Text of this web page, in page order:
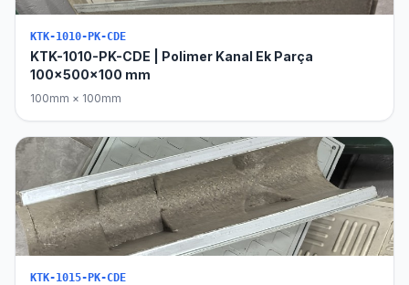
KTK-1010-PK-CDE
KTK-1010-PK-CDE | Polimer Kanal Ek Parça
100x500x100 mm
100mm × 100mm
KTK-1015-PK-CDE